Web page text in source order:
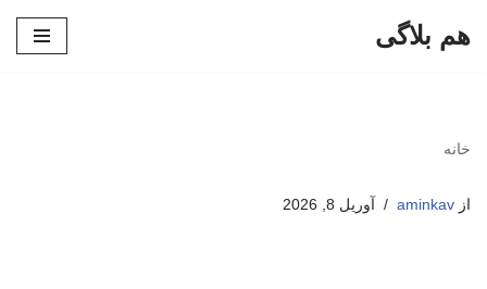
هم بلاگی
خانه
از aminkav آوریل 8, 2026